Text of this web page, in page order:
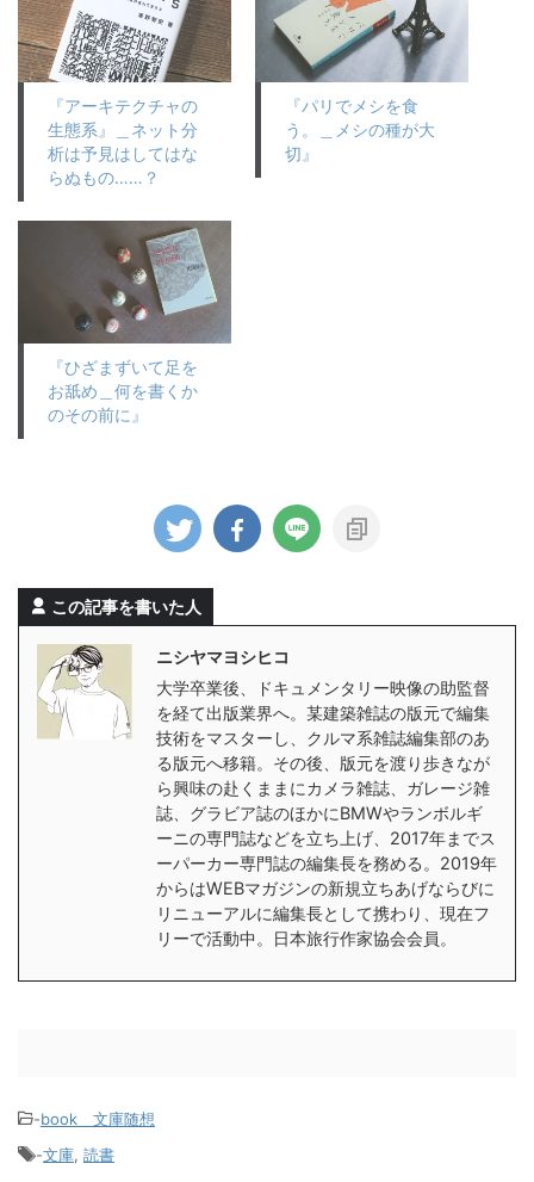
『アーキテクチャの
生態系』＿ネット分
析は予見はしてはな
らぬもの……？
『パリでメシを食
う。＿メシの種が大
切』
『ひざまずいて足を
お舐め＿何を書くか
のその前に』
この記事を書いた人
ニシヤマヨシヒコ
大学卒業後、ドキュメンタリー映像の助監督
を経て出版業界へ。某建築雑誌の版元で編集
技術をマスターし、クルマ系雑誌編集部のあ
る版元へ移籍。その後、版元を渡り歩きなが
ら興味の赴くままにカメラ雑誌、ガレージ雑
誌、グラビア誌のほかにBMWやランボルギ
ーニの専門誌などを立ち上げ、2017年までス
ーパーカー専門誌の編集長を務める。2019年
からはWEBマガジンの新規立ちあげならびに
リニューアルに編集長として携わり、現在フ
リーで活動中。日本旅行作家協会会員。
-book＿文庫随想
-文庫, 読書